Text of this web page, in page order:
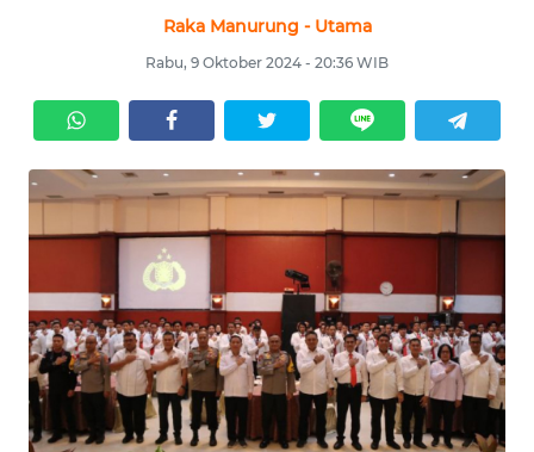
Raka Manurung - Utama
Rabu, 9 Oktober 2024 - 20:36 WIB
SERBA-
SERBI
OPINI
INDEKS
BERITA
KONTAK
KAMI